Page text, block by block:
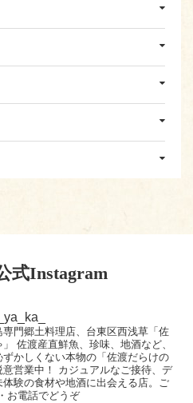
式Instagram
専門郷土料理店、台東区西浅草「佐
佐渡産直鮮魚、珍味、地酒など、
かしくない本物の「佐渡だらけの
営業中！
カジュアルなご接待、デ
験の食材や地酒に出会える店。ご
お電話でどうぞ